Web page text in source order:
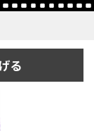
る